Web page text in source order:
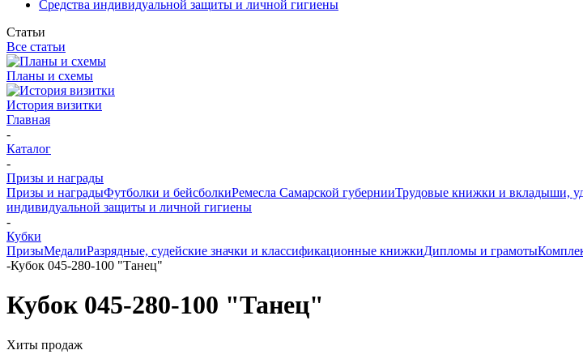
Средства индивидуальной защиты и личной гигиены
Статьи
Все статьи
Планы и схемы
История визитки
Главная
-
Каталог
-
Призы и награды
Призы и наградыФутболки и бейсболкиРемесла Самарской губернииТрудовые книжки и вкладыши,
индивидуальной защиты и личной гигиены
-
Кубки
ПризыМедалиРазрядные, судейские значки и классификационные книжкиДипломы и грамоты
-Кубок 045-280-100 "Танец"
Кубок 045-280-100 "Танец"
Хиты продаж